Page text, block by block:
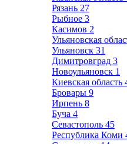
Рязань 27
Рыбное 3
Касимов 2
Ульяновская
Ульяновск 31
Димитровград 3
Новоульяновск 1
Киевская область
Бровары 9
Ирпень 8
Буча 4
Севастополь 45
Республика Коми